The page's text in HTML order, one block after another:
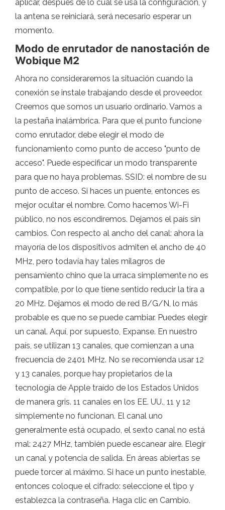
aplicar, después de lo cual se usa la configuración, y
la antena se reiniciará, será necesario esperar un
momento.
Modo de enrutador de nanostación de
Wobique M2
Ahora no consideraremos la situación cuando la
conexión se instale trabajando desde el proveedor.
Creemos que somos un usuario ordinario. Vamos a
la pestaña inalámbrica. Para que el punto funcione
como enrutador, debe elegir el modo de
funcionamiento como punto de acceso "punto de
acceso". Puede especificar un modo transparente
para que no haya problemas. SSID: el nombre de su
punto de acceso. Si haces un puente, entonces es
mejor ocultar el nombre. Como hacemos Wi-Fi
público, no nos escondiremos. Dejamos el país sin
cambios. Con respecto al ancho del canal: ahora la
mayoría de los dispositivos admiten el ancho de 40
MHz, pero todavía hay tales milagros de
pensamiento chino que la urraca simplemente no es
compatible, por lo que tiene sentido reducir la tira a
20 MHz. Dejamos el modo de red B/G/N, lo más
probable es que no se puede cambiar. Puedes elegir
un canal. Aquí, por supuesto, Expanse. En nuestro
país, se utilizan 13 canales, que comienzan a una
frecuencia de 2401 MHz. No se recomienda usar 12
y 13 canales, porque hay propietarios de la
tecnología de Apple traído de los Estados Unidos
de manera gris. 11 canales en los EE. UU., 11 y 12
simplemente no funcionan. El canal uno
generalmente está ocupado, el sexto canal no está
mal: 2427 MHz, también puede escanear aire. Elegir
un canal y potencia de salida. En áreas abiertas se
puede torcer al máximo. Si hace un punto inestable,
entonces coloque el cifrado: seleccione el tipo y
establezca la contraseña. Haga clic en Cambio.